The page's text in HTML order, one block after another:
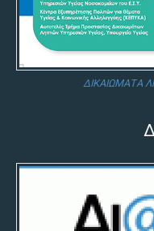
ΔΙΚΑΙΩΜΑΤΑ